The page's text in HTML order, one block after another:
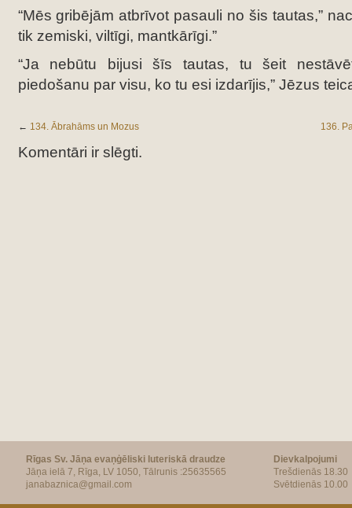
“Mēs gribējām atbrīvot pasauli no šis tautas,”
tik zemiski, viltīgi, mantkārīgi.”
“Ja nebūtu bijusi šīs tautas, tu šeit
piedošanu par visu, ko tu esi izdarījis,” Jēzus
← 134. Ābrahāms un Mozus 136.
Komentāri ir slēgti.
Rīgas Sv. Jāņa evaņģēliski luteriskā draudze
Jāņa ielā 7, Rīga, LV 1050, Tālrunis :25635565
janabaznica@gmail.com
Dievkalpojumi
Trešdienās 18.30
Svētdienās 10.00